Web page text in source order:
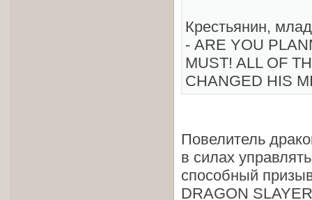
Крестьянин,
- ARE YOU
MUST! ALL OF
CHANGED HIS
Повелитель
в силах
способный
DRAGON